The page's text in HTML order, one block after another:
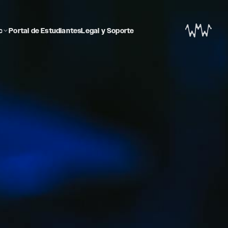
Portal de EstudiantesLegal y Soporte